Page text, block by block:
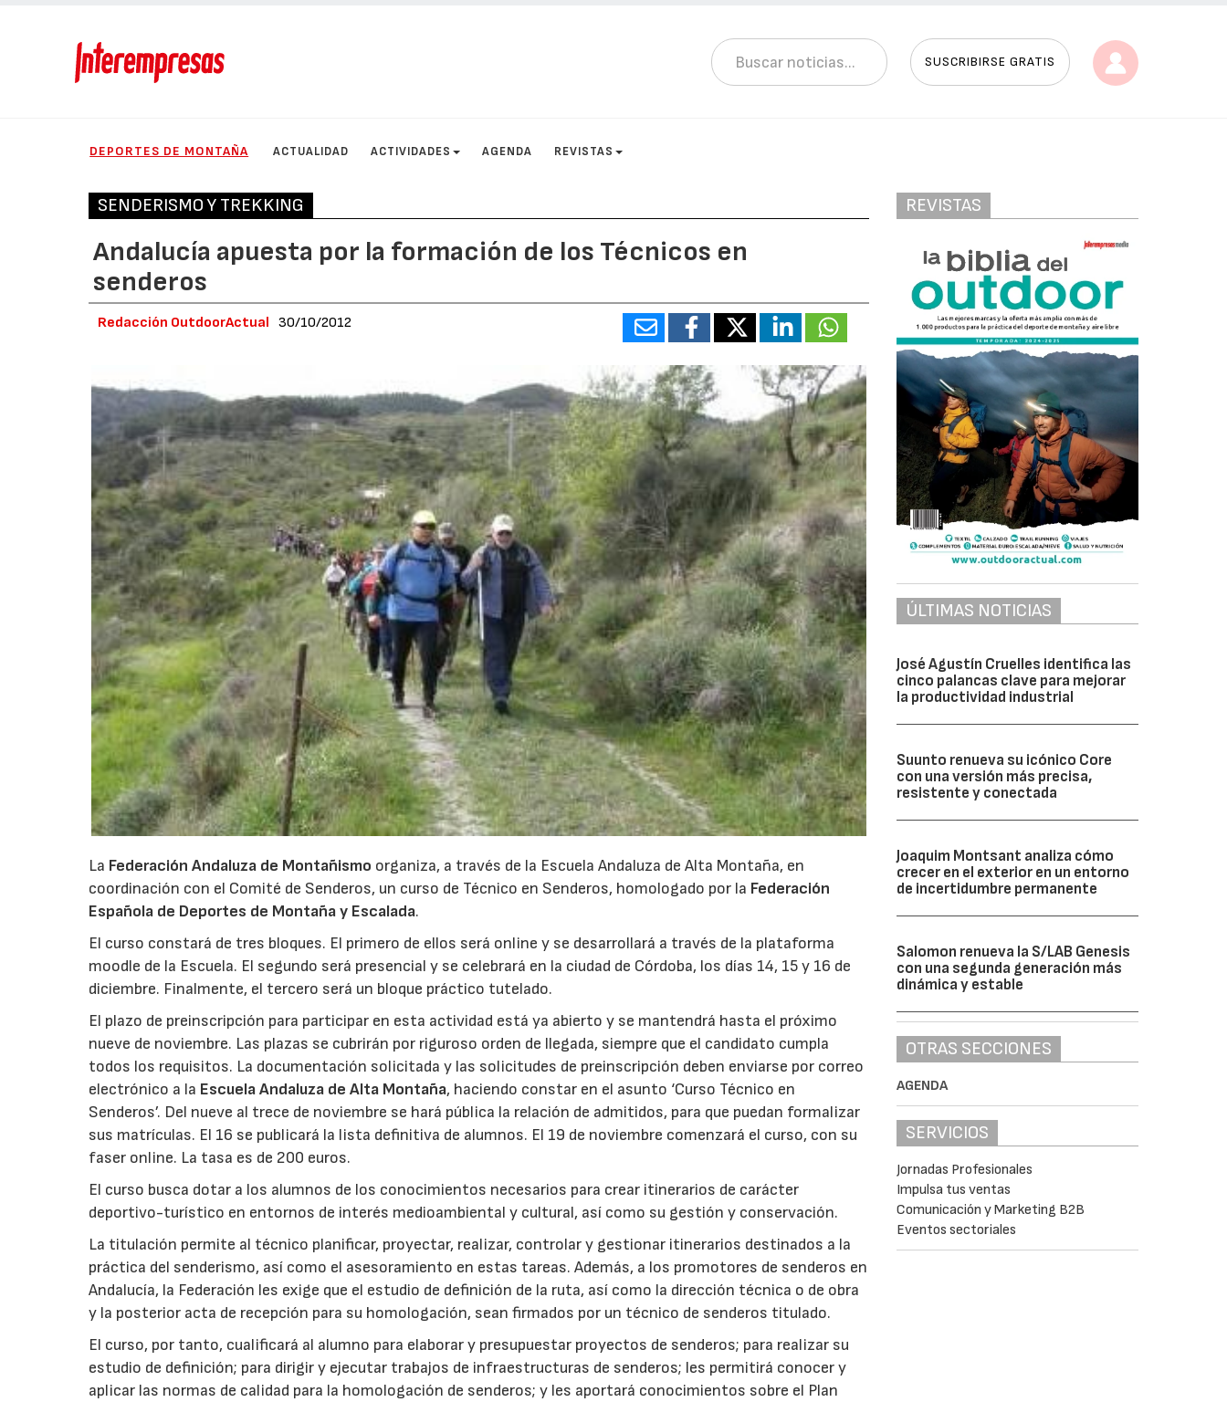
SUSCRIBIRSE GRATIS
DEPORTES DE MONTAÑA ACTUALIDAD ACTIVIDADES AGENDA REVISTAS
SENDERISMO Y TREKKING
Andalucía apuesta por la formación de los Técnicos en
senderos
Redacción OutdoorActual 30/10/2012
La Federación Andaluza de Montañismo organiza, a través de la Escuela Andaluza de Alta Montaña, en
coordinación con el Comité de Senderos, un curso de Técnico en Senderos, homologado por la Federación
Española de Deportes de Montaña y Escalada.
El curso constará de tres bloques. El primero de ellos será online y se desarrollará a través de la plataforma
moodle de la Escuela. El segundo será presencial y se celebrará en la ciudad de Córdoba, los días 14, 15 y 16 de
diciembre. Finalmente, el tercero será un bloque práctico tutelado.
El plazo de preinscripción para participar en esta actividad está ya abierto y se mantendrá hasta el próximo
nueve de noviembre. Las plazas se cubrirán por riguroso orden de llegada, siempre que el candidato cumpla
todos los requisitos. La documentación solicitada y las solicitudes de preinscripción deben enviarse por correo
electrónico a la Escuela Andaluza de Alta Montaña, haciendo constar en el asunto ‘Curso Técnico en
Senderos’. Del nueve al trece de noviembre se hará pública la relación de admitidos, para que puedan formalizar
sus matrículas. El 16 se publicará la lista definitiva de alumnos. El 19 de noviembre comenzará el curso, con su
faser online. La tasa es de 200 euros.
El curso busca dotar a los alumnos de los conocimientos necesarios para crear itinerarios de carácter
deportivo-turístico en entornos de interés medioambiental y cultural, así como su gestión y conservación.
La titulación permite al técnico planificar, proyectar, realizar, controlar y gestionar itinerarios destinados a la
práctica del senderismo, así como el asesoramiento en estas tareas. Además, a los promotores de senderos en
Andalucía, la Federación les exige que el estudio de definición de la ruta, así como la dirección técnica o de obra
y la posterior acta de recepción para su homologación, sean firmados por un técnico de senderos titulado.
El curso, por tanto, cualificará al alumno para elaborar y presupuestar proyectos de senderos; para realizar su
estudio de definición; para dirigir y ejecutar trabajos de infraestructuras de senderos; les permitirá conocer y
aplicar las normas de calidad para la homologación de senderos; y les aportará conocimientos sobre el Plan
REVISTAS
ÚLTIMAS NOTICIAS
José Agustín Cruelles identifica las
cinco palancas clave para mejorar
la productividad industrial
Suunto renueva su icónico Core
con una versión más precisa,
resistente y conectada
Joaquim Montsant analiza cómo
crecer en el exterior en un entorno
de incertidumbre permanente
Salomon renueva la S/LAB Genesis
con una segunda generación más
dinámica y estable
OTRAS SECCIONES
AGENDA
SERVICIOS
Jornadas Profesionales
Impulsa tus ventas
Comunicación y Marketing B2B
Eventos sectoriales